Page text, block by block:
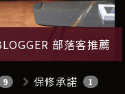
部落客推薦
9 保修承諾 1